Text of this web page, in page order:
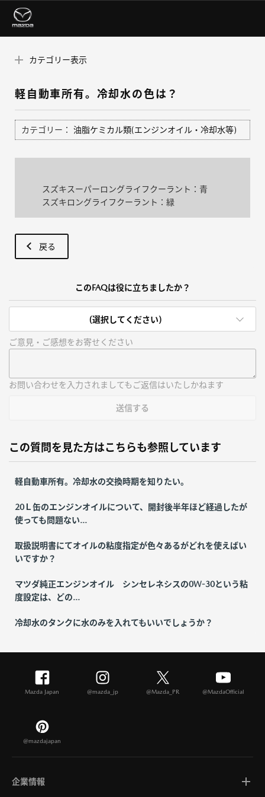
カテゴリー表示
軽自動車所有。冷却水の色は？
カテゴリー： 油脂ケミカル類(エンジンオイル・冷却水等)
スズキスーパーロングライフクーラント：青
スズキロングライフクーラント：緑
戻る
このFAQは役に立ちましたか？
(選択してください)
ご意見・ご感想をお寄せください
お問い合わせを入力されましてもご返信はいたしかねます
送信する
この質問を見た方はこちらも参照しています
軽自動車所有。冷却水の交換時期を知りたい。
20Ｌ缶のエンジンオイルについて、開封後半年ほど経過したが
使っても問題ない...
取扱説明書にてオイルの粘度指定が色々あるがどれを使えばい
いですか？
マツダ純正エンジンオイル シンセレネシスの0W-30という粘
度設定は、どの...
冷却水のタンクに水のみを入れてもいいでしょうか？
Mazda Japan @mazda_jp @Mazda_PR @MazdaOfficial
@mazdajapan
企業情報